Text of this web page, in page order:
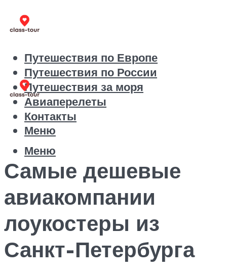
Путешествия по Европе
Путешествия по России
Путешествия за моря
Авиаперелеты
Контакты
Меню
Меню
Самые дешевые
авиакомпании
лоукостеры из
Санкт-Петербурга